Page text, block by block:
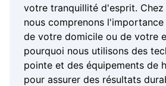
votre tranquillité d'esprit. Chez
nous comprenons
de votre domicile ou de votre
pourquoi nous utilisons des
pointe et des équipements de
pour assurer des résultats